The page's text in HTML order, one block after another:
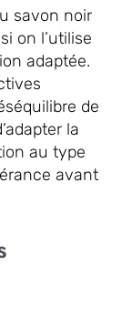
savon noir
on l’utilise
adaptée.
de
la
au type
avant